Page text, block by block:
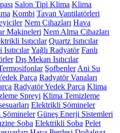
Salon Tipi Klima Klima
Kombi Tavan Vantilatörleri
Nem Cihazları Hava
Makineleri Nem Alma Cihazları
Isıtıcılar Quartz Isıtıcılar
Yağlı Radyatör Fanlı
Dış Mekan Isıtıcılar
Şofbenler Ani Su
Parça Radyatör Vanaları
Radyatör Yedek Parça Klima
Spreyi Klima Temizleme
Elektrikli Şömineler
Şömineler Güneş Enerji Sistemleri
Soba Elektrikli Soba Pelet